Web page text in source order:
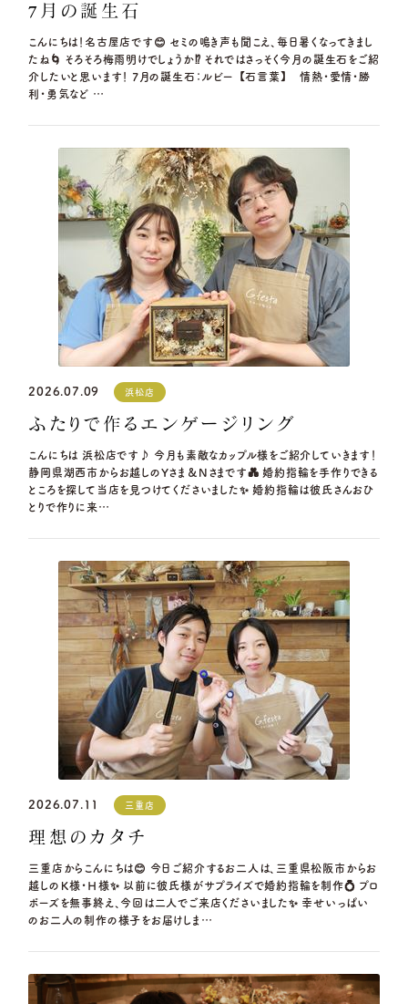
7月の誕生石
こんにちは！名古屋店です😊 セミの鳴き声も聞こえ、毎日暑くなってきまし
たね🌀 そろそろ梅雨明けでしょうか⁉️ それではさっそく今月の誕生石をご紹
介したいと思います！ 7月の誕生石：ルビー 【石言葉】 情熱・愛情・勝
利・勇気など …
2026.07.09 浜松店
ふたりで作るエンゲージリング
こんにちは 浜松店です♪ 今月も素敵なカップル様をご紹介していきます！
静岡県湖西市からお越しのYさま＆Nさまです💑 婚約指輪を手作りできる
ところを探して当店を見つけてくださいました✨ 婚約指輪は彼氏さんおひ
とりで作りに来…
2026.07.11 三重店
理想のカタチ
三重店からこんにちは😊 今日ご紹介するお二人は、三重県松阪市からお
越しのＫ様・Ｈ様✨ 以前に彼氏様がサプライズで婚約指輪を制作💍 プロ
ポーズを無事終え、今回は二人でご来店くださいました✨ 幸せいっぱい
のお二人の制作の様子をお届けしま…